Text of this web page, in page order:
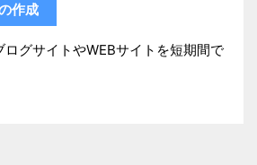
作成
グサイトやWEBサイトを短期間で